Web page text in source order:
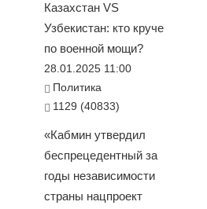
Казахстан VS
Узбекистан: кто круче
по военной мощи?
28.01.2025 11:00
Политика
1129 (40833)
«Кабмин утвердил
беспрецедентный за
годы независимости
страны нацпроект